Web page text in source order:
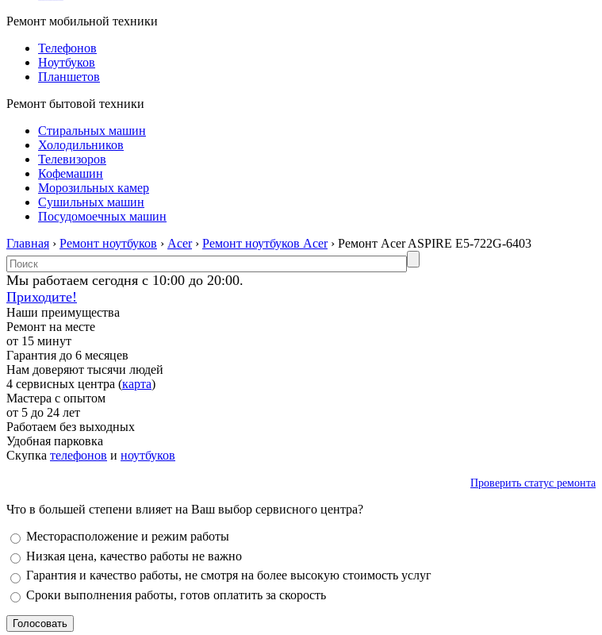
Ремонт мобильной техники
Телефонов
Ноутбуков
Планшетов
Ремонт бытовой техники
Стиральных машин
Холодильников
Телевизоров
Кофемашин
Морозильных камер
Сушильных машин
Посудомоечных машин
Главная › Ремонт ноутбуков › Acer› Ремонт ноутбуков Acer› Ремонт Acer ASPIRE E5-722G-6403
Мы работаем сегодня с 10:00 до 20:00.
Приходите!
Наши преимущества
Ремонт на месте
от 15 минут
Гарантия до 6 месяцев
Нам доверяют тысячи людей
4 сервисных центра (карта)
Мастера с опытом
от 5 до 24 лет
Работаем без выходных
Удобная парковка
Скупка телефонов и ноутбуков
Проверить статус ремонта
Что в большей степени влияет на Ваш выбор сервисного центра?
Варианты
Месторасположение и режим работы
Низкая цена, качество работы не важно
Гарантия и качество работы, не смотря на более высокую стоимость услуг
Сроки выполнения работы, готов оплатить за скорость